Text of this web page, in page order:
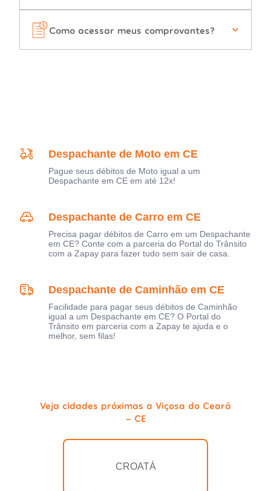
Como acessar meus comprovantes?
Despachante de Moto em CE
Pague seus débitos de Moto igual a um
Despachante em CE em até 12x!
Despachante de Carro em CE
Precisa pagar débitos de Carro em um Despachante
em CE? Conte com a parceria do Portal do Trânsito
com a Zapay para fazer tudo sem sair de casa.
Despachante de Caminhão em CE
Facilidade para pagar seus débitos de Caminhão
igual a um Despachante em CE? O Portal do
Trânsito em parceria com a Zapay te ajuda e o
melhor, sem filas!
Veja cidades próximas a Viçosa do Ceará
- CE
CROATÁ